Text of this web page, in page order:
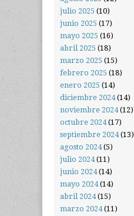
julio 2025 (10)
junio 2025 (17)
mayo 2025 (16)
abril 2025 (18)
marzo 2025 (15)
febrero 2025 (18)
enero 2025 (14)
diciembre 2024(14)
noviembre 2024(12)
octubre 2024(17)
septiembre 2024(13)
agosto 2024(5)
julio 2024(11)
junio 2024(14)
mayo 2024(14)
abril 2024(15)
marzo 2024(11)